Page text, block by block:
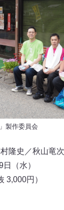
製作委員会
隆史／秋山竜次
（水）
3,000円）